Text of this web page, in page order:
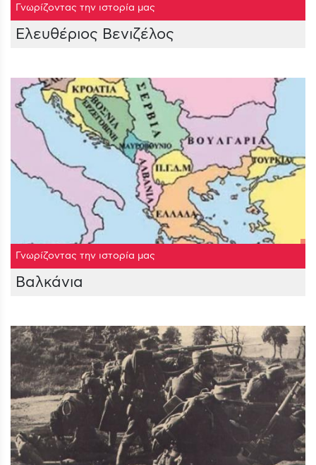
Γνωρίζοντας την ιστορία μας
Ελευθέριος Βενιζέλος
Γνωρίζοντας την ιστορία μας
Βαλκάνια